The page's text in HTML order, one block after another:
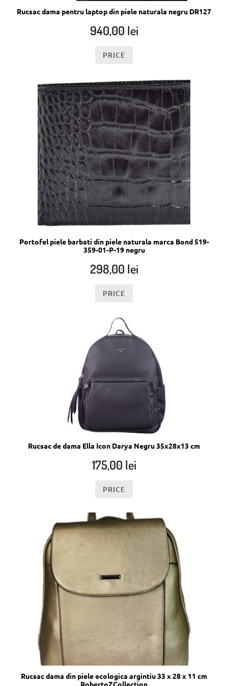
Rucsac dama pentru laptop din piele naturala negru DR127
940,00 lei
PRICE
Portofel piele barbati din piele naturala marca Bond 519-
359-01-P-19 negru
298,00 lei
PRICE
Rucsac de dama Ella Icon Darya Negru 35x28x13 cm
175,00 lei
PRICE
Rucsac dama din piele ecologica argintiu 33 x 28 x 11 cm
RobertoZCollection